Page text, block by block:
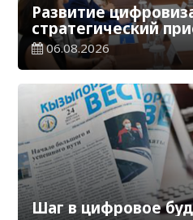
Развитие
стратегический
06.08.2026
Шаг в цифровое